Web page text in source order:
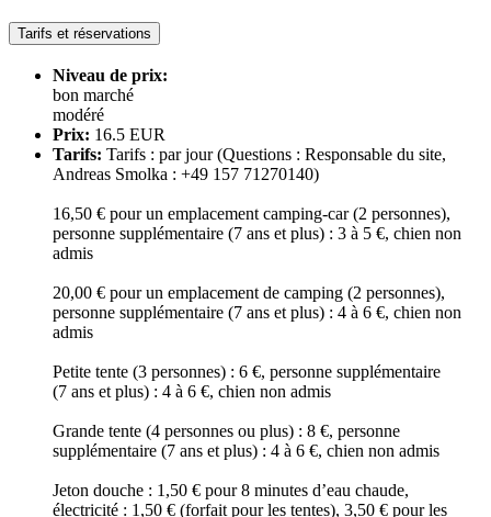
Tarifs et réservations
Niveau de prix:
bon marché
modéré
Prix: 16.5 EUR
Tarifs: Tarifs : par jour (Questions : Responsable du site,
Andreas Smolka : +49 157 71270140)
16,50 € pour un emplacement camping-car (2 personnes),
personne supplémentaire (7 ans et plus) : 3 à 5 €, chien non
admis
20,00 € pour un emplacement de camping (2 personnes),
personne supplémentaire (7 ans et plus) : 4 à 6 €, chien non
admis
Petite tente (3 personnes) : 6 €, personne supplémentaire
(7 ans et plus) : 4 à 6 €, chien non admis
Grande tente (4 personnes ou plus) : 8 €, personne
supplémentaire (7 ans et plus) : 4 à 6 €, chien non admis
Jeton douche : 1,50 € pour 8 minutes d’eau chaude,
électricité : 1,50 € (forfait pour les tentes), 3,50 € pour les